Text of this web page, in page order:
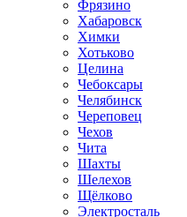
Фрязино
Хабаровск
Химки
Хотьково
Целина
Чебоксары
Челябинск
Череповец
Чехов
Чита
Шахты
Шелехов
Щёлково
Электросталь